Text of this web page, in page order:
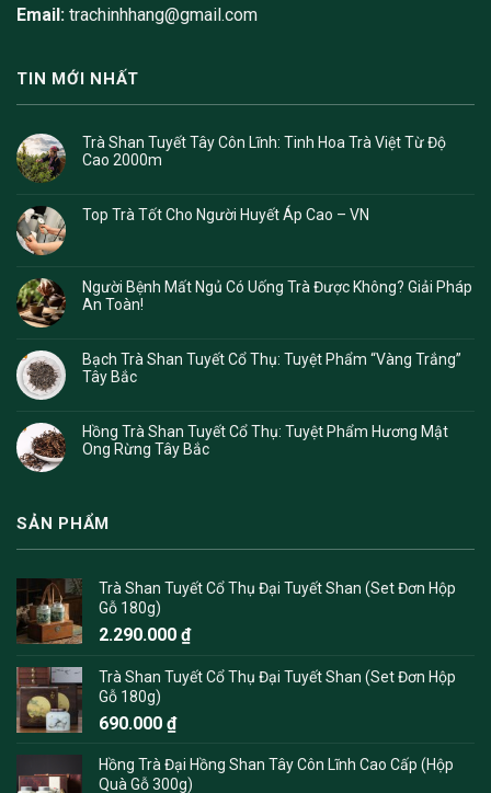
Email: trachinhhang@gmail.com
TIN MỚI NHẤT
Trà Shan Tuyết Tây Côn Lĩnh: Tinh Hoa Trà Việt Từ Độ
Cao 2000m
Top Trà Tốt Cho Người Huyết Áp Cao – VN
Người Bệnh Mất Ngủ Có Uống Trà Được Không? Giải Pháp
An Toàn!
Bạch Trà Shan Tuyết Cổ Thụ: Tuyệt Phẩm “Vàng Trắng”
Tây Bắc
Hồng Trà Shan Tuyết Cổ Thụ: Tuyệt Phẩm Hương Mật
Ong Rừng Tây Bắc
SẢN PHẨM
Trà Shan Tuyết Cổ Thụ Đại Tuyết Shan (Set Đơn Hộp
Gỗ 180g)
2.290.000 ₫
Trà Shan Tuyết Cổ Thụ Đại Tuyết Shan (Set Đơn Hộp
Gỗ 180g)
690.000 ₫
Hồng Trà Đại Hồng Shan Tây Côn Lĩnh Cao Cấp (Hộp
Quà Gỗ 300g)